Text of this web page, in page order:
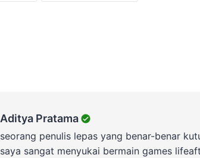
Aditya Pratama
seorang penulis lepas yang benar-benar
saya sangat menyukai bermain games